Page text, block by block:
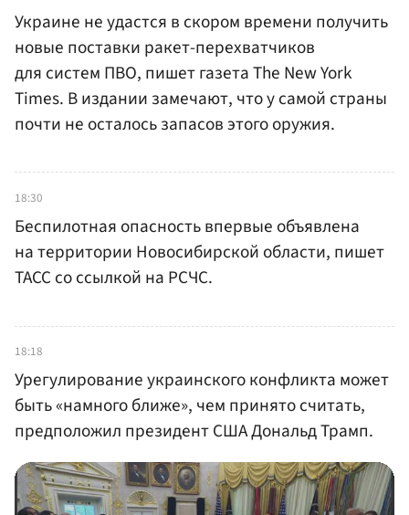
Украине не удастся в скором времени получить
новые поставки ракет-перехватчиков
для систем ПВО, пишет газета The New York
Times. В издании замечают, что у самой страны
почти не осталось запасов этого оружия.
18:30
Беспилотная опасность впервые объявлена
на территории Новосибирской области, пишет
ТАСС со ссылкой на РСЧС.
18:18
Урегулирование украинского конфликта может
быть «намного ближе», чем принято считать,
предположил президент США Дональд Трамп.